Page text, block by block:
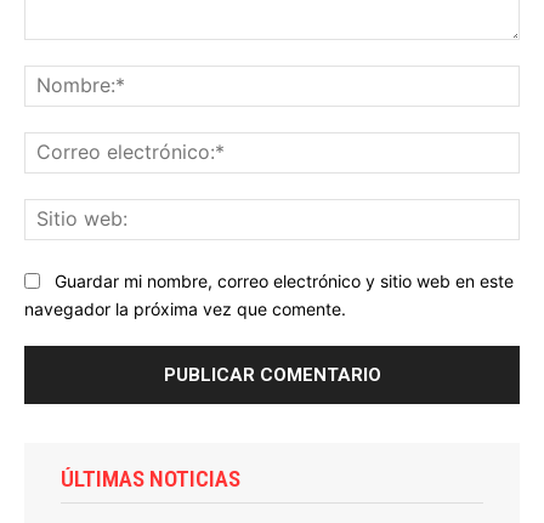
Guardar mi nombre, correo electrónico y sitio web en este
navegador la próxima vez que comente.
ÚLTIMAS NOTICIAS